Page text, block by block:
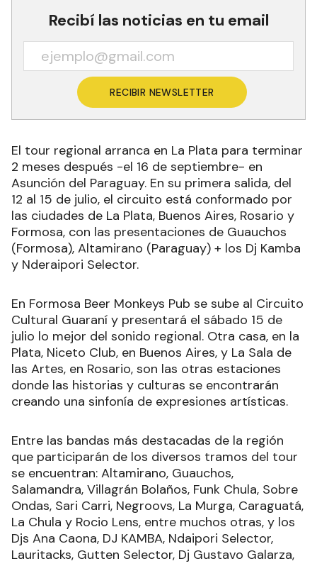
Recibí las noticias en tu email
RECIBIR NEWSLETTER
El tour regional arranca en La Plata para terminar
2 meses después -el 16 de septiembre- en
Asunción del Paraguay. En su primera salida, del
12 al 15 de julio, el circuito está conformado por
las ciudades de La Plata, Buenos Aires, Rosario y
Formosa, con las presentaciones de Guauchos
(Formosa), Altamirano (Paraguay) + los Dj Kamba
y Nderaipori Selector.
En Formosa Beer Monkeys Pub se sube al Circuito
Cultural Guaraní y presentará el sábado 15 de
julio lo mejor del sonido regional. Otra casa, en la
Plata, Niceto Club, en Buenos Aires, y La Sala de
las Artes, en Rosario, son las otras estaciones
donde las historias y culturas se encontrarán
creando una sinfonía de expresiones artísticas.
Entre las bandas más destacadas de la región
que participarán de los diversos tramos del tour
se encuentran: Altamirano, Guauchos,
Salamandra, Villagrán Bolaños, Funk Chula, Sobre
Ondas, Sari Carri, Negroovs, La Murga, Caraguatá,
La Chula y Rocio Lens, entre muchos otras, y los
Djs Ana Caona, DJ KAMBA, Ndaipori Selector,
Lauritacks, Gutten Selector, Dj Gustavo Galarza,